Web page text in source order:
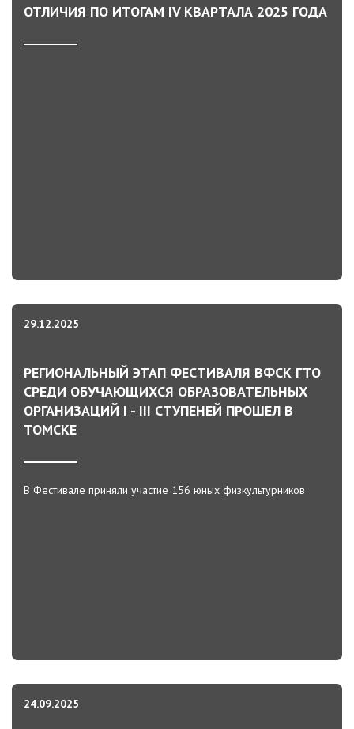
ОТЛИЧИЯ ПО ИТОГАМ IV КВАРТАЛА 2025 ГОДА
29.12.2025
РЕГИОНАЛЬНЫЙ ЭТАП ФЕСТИВАЛЯ ВФСК ГТО
СРЕДИ ОБУЧАЮЩИХСЯ ОБРАЗОВАТЕЛЬНЫХ
ОРГАНИЗАЦИЙ I - III СТУПЕНЕЙ ПРОШЕЛ В
ТОМСКЕ
В Фестивале приняли участие 156 юных физкультурников
24.09.2025